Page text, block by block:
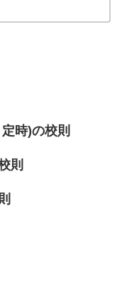
時)の校則
則